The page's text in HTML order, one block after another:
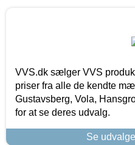
VVS.dk sælger VVS
priser fra alle de kendte
Gustavsberg, Vola,
for at se deres udvalg.
Se